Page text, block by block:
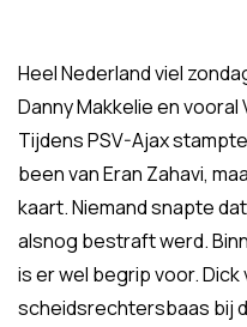
Heel Nederland viel
Danny Makkelie en vooral
Tijdens PSV-Ajax
been van Eran Zahavi,
kaart. Niemand snapte
alsnog bestraft werd.
is er wel begrip voor. Dick
scheidsrechtersbaas bij